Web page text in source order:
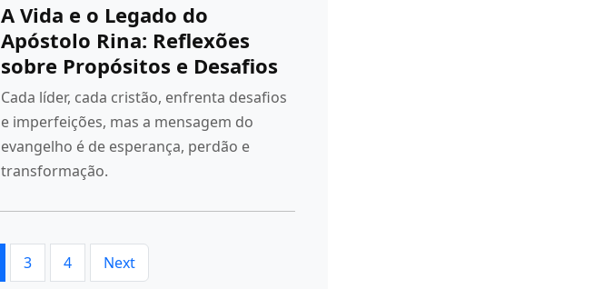
A Vida e o Legado do
Apóstolo Rina: Reflexões
sobre Propósitos e Desafios
Cada líder, cada cristão, enfrenta desafios
e imperfeições, mas a mensagem do
evangelho é de esperança, perdão e
transformação.
3 4 Next